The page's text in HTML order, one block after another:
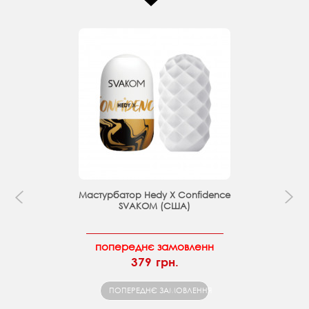
Мастурбатор Hedy X Confidence
SVAKOM (США)
попереднє замовленн
379 грн.
ПОПЕРЕДНЄ ЗАМОВЛЕННЯ